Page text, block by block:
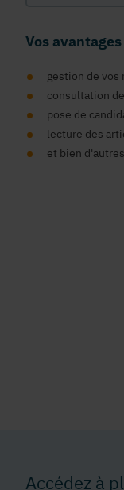
Vos
gestion de
consultation
pose de
lecture des
et bien
Accédez à